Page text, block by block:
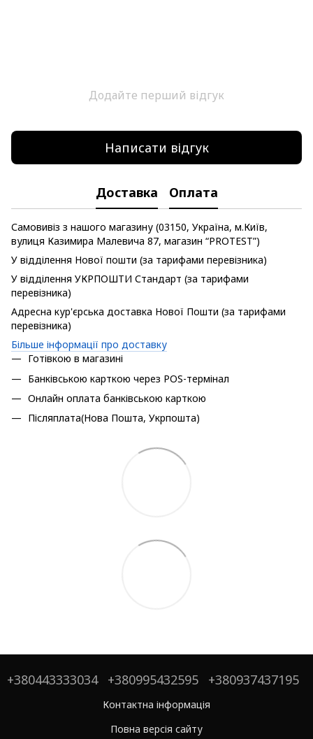
Додайте перший відгук
Написати відгук
Доставка Оплата
Самовивіз з нашого магазину (03150, Україна, м.Київ,
вулиця Казимира Малевича 87, магазин “PROTEST”)
У відділення Нової пошти (за тарифами перевізника)
У відділення УКРПОШТИ Стандарт (за тарифами
перевізника)
Адресна кур'єрська доставка Нової Пошти (за тарифами
перевізника)
Більше інформації про доставку
Готівкою в магазині
Банківською карткою через POS-термінал
Онлайн оплата банківською карткою
Післяплата(Нова Пошта, Укрпошта)
+380443333034 +380995432595 +380937437195
Контактна інформація
Повна версія сайту